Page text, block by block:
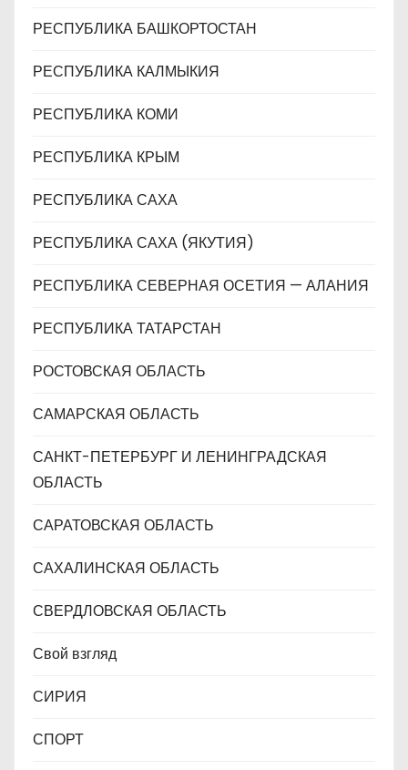
РЕСПУБЛИКА БАШКОРТОСТАН
РЕСПУБЛИКА КАЛМЫКИЯ
РЕСПУБЛИКА КОМИ
РЕСПУБЛИКА КРЫМ
РЕСПУБЛИКА САХА
РЕСПУБЛИКА САХА (ЯКУТИЯ)
РЕСПУБЛИКА СЕВЕРНАЯ ОСЕТИЯ — АЛАНИЯ
РЕСПУБЛИКА ТАТАРСТАН
РОСТОВСКАЯ ОБЛАСТЬ
САМАРСКАЯ ОБЛАСТЬ
САНКТ-ПЕТЕРБУРГ И ЛЕНИНГРАДСКАЯ
ОБЛАСТЬ
САРАТОВСКАЯ ОБЛАСТЬ
САХАЛИНСКАЯ ОБЛАСТЬ
СВЕРДЛОВСКАЯ ОБЛАСТЬ
Свой взгляд
СИРИЯ
СПОРТ